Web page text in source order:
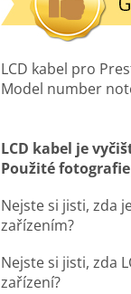
LCD kabel pro
Model number
LCD kabel je
Použité
Nejste si jisti, zda
zařízením?
Nejste si jisti, zda
zařízení?